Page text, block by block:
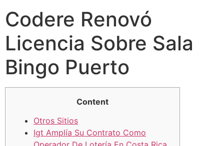
Codere Renovó
Licencia Sobre Sala
Bingo Puerto
Content
Otros Sitios
Igt Amplía Su Contrato Como